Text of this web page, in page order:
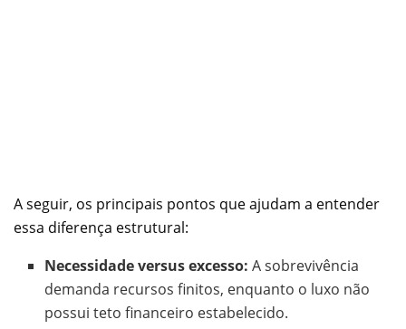
A seguir, os principais pontos que ajudam a entender
essa diferença estrutural:
Necessidade versus excesso: A sobrevivência
demanda recursos finitos, enquanto o luxo não
possui teto financeiro estabelecido.